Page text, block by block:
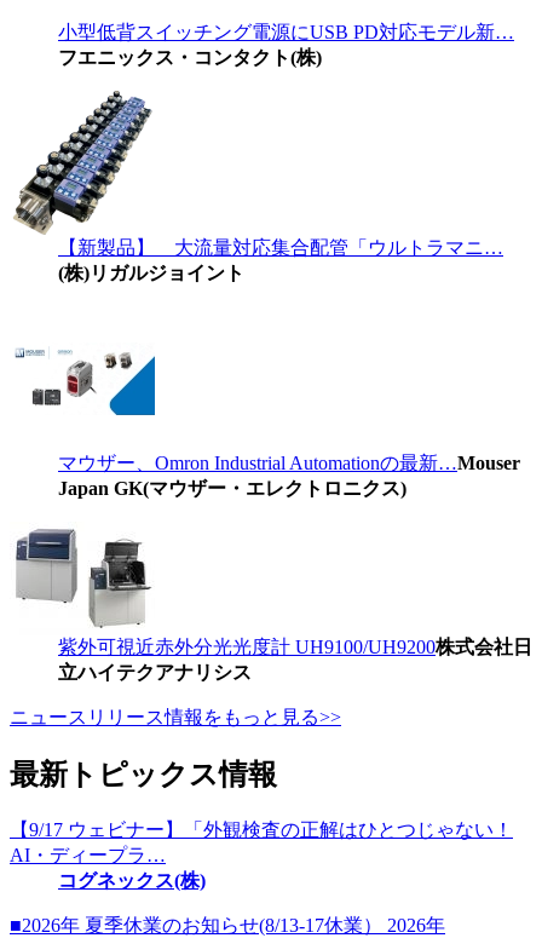
小型低背スイッチング電源にUSB PD対応モデル新…
フエニックス・コンタクト(株)
【新製品】 大流量対応集合配管「ウルトラマニ…
(株)リガルジョイント
マウザー、Omron Industrial Automationの最新…Mouser
Japan GK(マウザー・エレクトロニクス)
紫外可視近赤外分光光度計 UH9100/UH9200株式会社日
立ハイテクアナリシス
ニュースリリース情報をもっと見る>>
最新トピックス情報
【9/17 ウェビナー】「外観検査の正解はひとつじゃない！
AI・ディープラ…
コグネックス(株)
■2026年 夏季休業のお知らせ(8/13-17休業） 2026年